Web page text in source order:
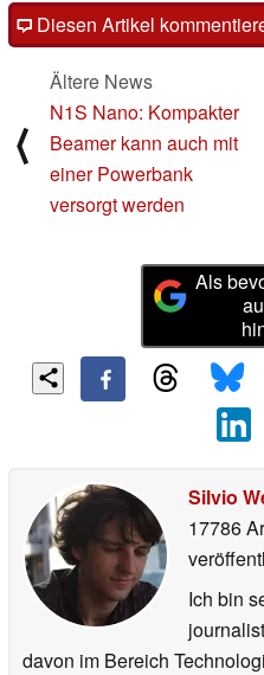
Diesen Artikel
⟨
Ältere News
N1S Nano: Kompakter
Beamer kann auch mit
einer Powerbank
versorgt werden
Als
Silvio
17786
Ich bin
davon im Bereich